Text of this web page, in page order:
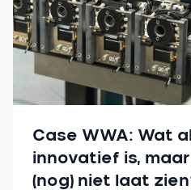
Case WWA: Wat
innovatief is,
(nog) niet laat